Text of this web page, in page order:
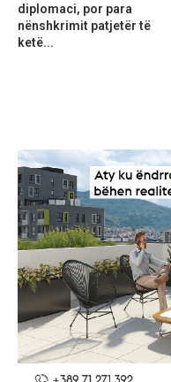
diplomaci, por para
nënshkrimit patjetër të
ketë...